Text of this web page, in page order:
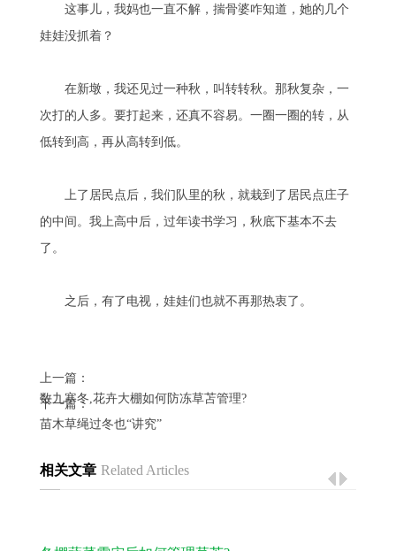
这事儿，我妈也一直不解，揣骨婆咋知道，她的几个
娃娃没抓着？
在新墩，我还见过一种秋，叫转转秋。那秋复杂，一
次打的人多。要打起来，还真不容易。一圈一圈的转，从
低转到高，再从高转到低。
上了居民点后，我们队里的秋，就栽到了居民点庄子
的中间。我上高中后，过年读书学习，秋底下基本不去
了。
之后，有了电视，娃娃们也就不再那热衷了。
上一篇：
数九寒冬,花卉大棚如何防冻草苫管理?
下一篇：
苗木草绳过冬也“讲究”
相关文章 Related Articles